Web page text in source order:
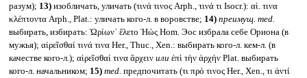
разум); 13)изобличать, уличать (τινά τινος Arph., τινά τι Isocr.): αἱ. τινα
κλέπτοντα Arph., Plat.: уличать кого-л. в воровстве; 14) преимущ. med.
выбирать, избирать: Ὠρίων᾽ ἕλετο Ἠώς Hom. Эос избрала себе Ориона (в
мужья); αἰρεῖσθαί τινά τινα Her., Thuc., Xen.: выбирать кого-л. кем-л. (в
качестве кого-л.); αἱρεῖσθαί τινα ἄρχειν или ἐπὶ τὴν ἀρχήν Plat. выбирать
кого-л. начальником; 15) med. предпочитать (τι πρό τινος Her., Xen., τι ἀντί